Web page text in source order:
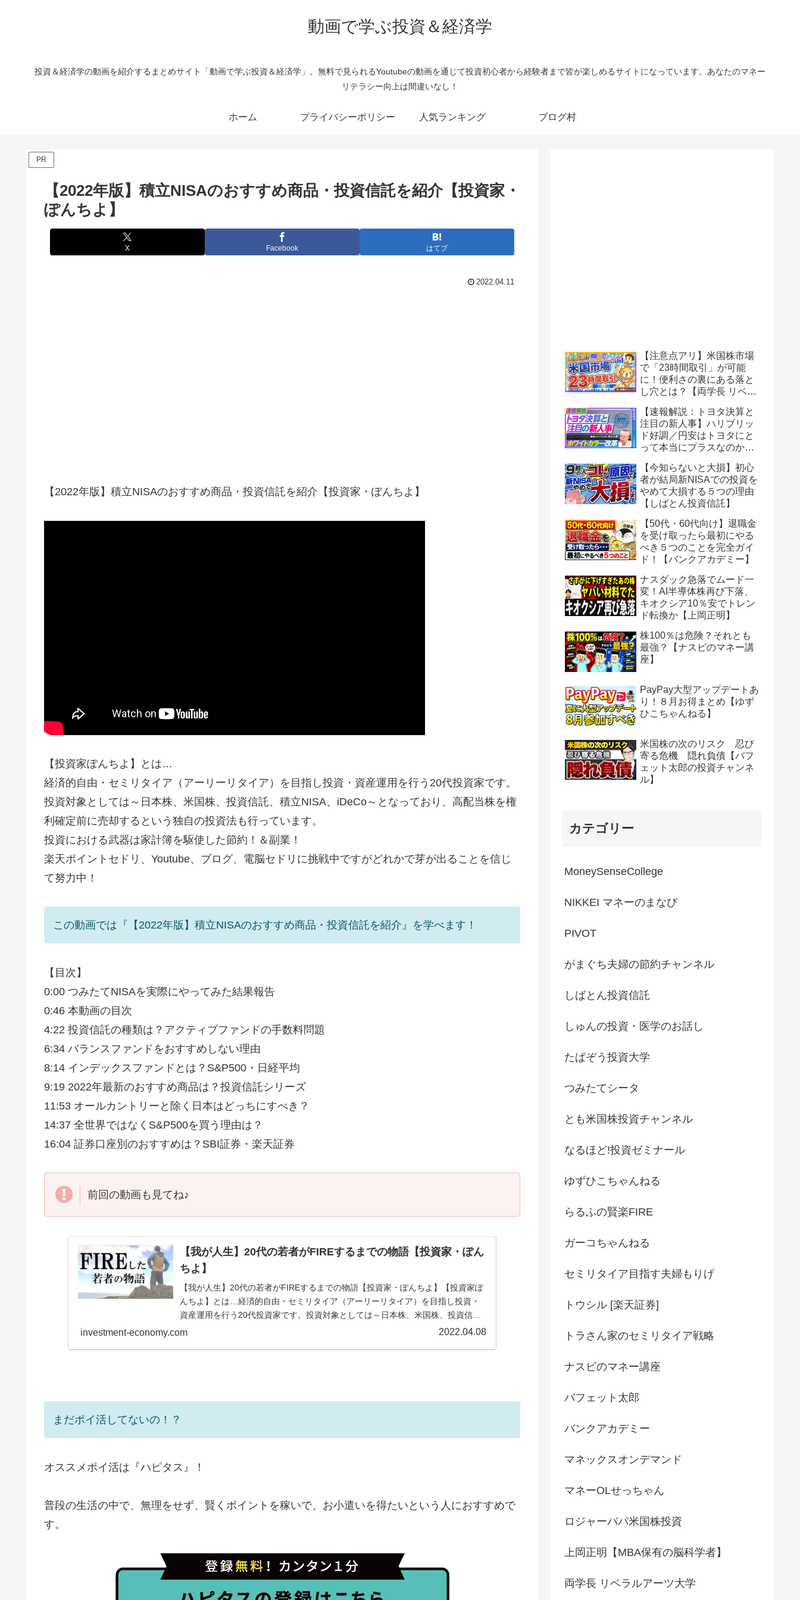
動画で学ぶ投資＆経済学
投資＆経済学の動画を紹介するまとめサイト「動画で学ぶ投資＆経済学」。無料で見られるYoutubeの動画を通じて投資初心者から経験者まで皆が楽しめるサイトになっています。あなたのマネー
リテラシー向上は間違いなし！
ホーム プライバシーポリシー 人気ランキング ブログ村
PR
【2022年版】積立NISAのおすすめ商品・投資信託を紹介【投資家・
ぽんちよ】
X Facebook はてブ
2022.04.11
【2022年版】積立NISAのおすすめ商品・投資信託を紹介【投資家・ぽんちよ】
【投資家ぽんちよ】とは…
経済的自由・セミリタイア（アーリーリタイア）を目指し投資・資産運用を行う20代投資家です。
投資対象としては～日本株、米国株、投資信託、積立NISA、iDeCo～となっており、高配当株を権
利確定前に売却するという独自の投資法も行っています。
投資における武器は家計簿を駆使した節約！＆副業！
楽天ポイントセドリ、Youtube、ブログ、電脳セドリに挑戦中ですがどれかで芽が出ることを信じ
て努力中！
この動画では『【2022年版】積立NISAのおすすめ商品・投資信託を紹介』を学べます！
【目次】
0:00 つみたてNISAを実際にやってみた結果報告
0:46 本動画の目次
4:22 投資信託の種類は？アクティブファンドの手数料問題
6:34 バランスファンドをおすすめしない理由
8:14 インデックスファンドとは？S&P500・日経平均
9:19 2022年最新のおすすめ商品は？投資信託シリーズ
11:53 オールカントリーと除く日本はどっちにすべき？
14:37 全世界ではなくS&P500を買う理由は？
16:04 証券口座別のおすすめは？SBI証券・楽天証券
前回の動画も見てね♪
【我が人生】20代の若者がFIREするまでの物語【投資家・ぽん
ちよ】
【我が人生】20代の若者がFIREするまでの物語【投資家・ぽんちよ】【投資家ぽ
んちよ】とは…経済的自由・セミリタイア（アーリーリタイア）を目指し投資・
資産運用を行う20代投資家です。投資対象としては～日本株、米国株、投資信
託、積立NISA、...
investment-economy.com 2022.04.08
まだポイ活してないの！？
オススメポイ活は『ハピタス』！
普段の生活の中で、無理をせず、賢くポイントを稼いで、お小遣いを得たいという人におすすめで
す。
【注意点アリ】米国株市場
で「23時間取引」が可能
に！便利さの裏にある落と
し穴とは？【両学長 リベラ
【速報解説：トヨタ決算と
注目の新人事】ハリブリッ
ド好調／円安はトヨタにと
って本当にプラスなのか？
ン／ホンダは中国で大苦戦
／ホンダ２輪が絶好調の理
由【PIVOT】
【今知らないと大損】初心
者が結局新NISAでの投資を
やめて大損する５つの理由
【しばとん投資信託】
【50代・60代向け】退職金
を受け取ったら最初にやる
べき５つのことを完全ガイ
ド！【バンクアカデミー】
ナスダック急落でムード一
変！AI半導体株再び下落、
キオクシア10％安でトレン
ド転換か【上岡正明】
株100％は危険？それとも
最強？【ナスビのマネー講
座】
PayPay大型アップデートあ
り！８月お得まとめ【ゆず
ひこちゃんねる】
米国株の次のリスク 忍び
寄る危機 隠れ負債【バフ
ェット太郎の投資チャンネ
ル】
カテゴリー
MoneySenseCollege
NIKKEI マネーのまなび
PIVOT
がまぐち夫婦の節約チャンネル
しばとん投資信託
しゅんの投資・医学のお話し
たぱぞう投資大学
つみたてシータ
とも米国株投資チャンネル
なるほど!投資ゼミナール
ゆずひこちゃんねる
らるふの賢楽FIRE
ガーコちゃんねる
セミリタイア目指す夫婦もりげ
トウシル [楽天証券]
トラさん家のセミリタイア戦略
ナスビのマネー講座
バフェット太郎
バンクアカデミー
マネックスオンデマンド
マネーOLせっちゃん
ロジャーパパ米国株投資
上岡正明【MBA保有の脳科学者】
両学長 リベラルアーツ大学